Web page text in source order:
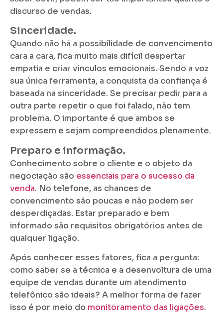
discurso de vendas.
Sinceridade.
Quando não há a possibilidade de convencimento
cara a cara, fica muito mais difícil despertar
empatia e criar vínculos emocionais. Sendo a voz
sua única ferramenta, a conquista da confiança é
baseada na sinceridade. Se precisar pedir para a
outra parte repetir o que foi falado, não tem
problema. O importante é que ambos se
expressem e sejam compreendidos plenamente.
Preparo e informação.
Conhecimento sobre o cliente e o objeto da
negociação são essenciais para o sucesso da
venda. No telefone, as chances de
convencimento são poucas e não podem ser
desperdiçadas. Estar preparado e bem
informado são requisitos obrigatórios antes de
qualquer ligação.
Após conhecer esses fatores, fica a pergunta:
como saber se a técnica e a desenvoltura de uma
equipe de vendas durante um atendimento
telefônico são ideais? A melhor forma de fazer
isso é por meio do monitoramento das ligações.